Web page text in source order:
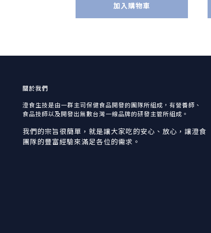
加入購物車
關於我們
澄食生技是由一群主司保健食品開發的團隊所組成，有營養師、
食品技師以及開發出無數台灣一線品牌的研發主管所組成。
我們的宗旨很簡單，就是讓大家吃的安心、放心，讓澄食
團隊的豐富經驗來滿足各位的需求。